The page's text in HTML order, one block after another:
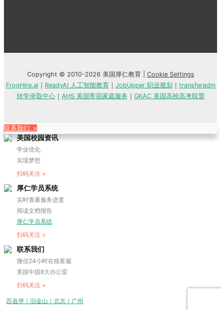
Copyright © 2010-2026 美国厚仁教育 | Cookie Settings
FrogHire.ai｜ ReadyAI 人工智能教育｜ JobUpper 职业规划 ｜ transferadm
转学录取中心｜ AHS 美国寄宿家庭服务 ｜ GKAC 美国高校高考联盟
联系我们 »
美国校园资讯
学业优化
实现梦想
扫码关注 >
厚仁学员系统
实时查看服务进度
阅读文档报告
厚仁学员系统
扫码关注 >
联系我们
微信24小时在线客服
美国中国8大办公室
扫码关注 >
匹兹堡｜旧金山｜北京｜广州